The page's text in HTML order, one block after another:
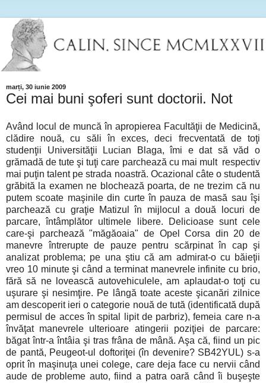
marți, 30 iunie 2009
Cei mai buni şoferi sunt doctorii. Not
Având locul de muncă în apropierea Facultăţii de Medicină,
clădire nouă, cu săli în exces, deci frecventată de toţi
studenţii Universităţii Lucian Blaga, îmi e dat să văd o
grămadă de tute şi tuţi care parchează cu mai mult respectiv
mai puţin talent pe strada noastră. Ocazional câte o studentă
grăbită la examen ne blochează poarta, de ne trezim că nu
putem scoate maşinile din curte în pauza de masă sau îşi
parchează cu graţie Matizul în mijlocul a două locuri de
parcare, întâmplător ultimele libere. Delicioase sunt cele
care-şi parchează "măgăoaia" de Opel Corsa din 20 de
manevre întrerupte de pauze pentru scărpinat în cap şi
analizat problema; pe una ştiu că am admirat-o cu băieţii
vreo 10 minute şi când a terminat manevrele infinite cu brio,
fără să ne lovească autovehiculele, am aplaudat-o toţi cu
uşurare şi nesimţire. Pe lângă toate aceste şicanări zilnice
am descoperit ieri o categorie nouă de tută (identificată după
permisul de acces în spital lipit de parbriz), femeia care n-a
învăţat manevrele ulterioare atingerii poziţiei de parcare:
băgat într-a întâia şi tras frâna de mână. Aşa că, fiind un pic
de pantă, Peugeot-ul doftoriţei (în devenire? SB42YUL) s-a
oprit în maşinuţa unei colege, care deja face cu nervii când
aude de probleme auto, fiind a patra oară când îi buşeşte